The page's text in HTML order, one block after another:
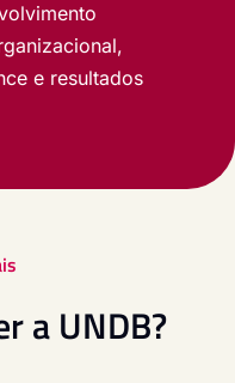
e resultados
a UNDB?